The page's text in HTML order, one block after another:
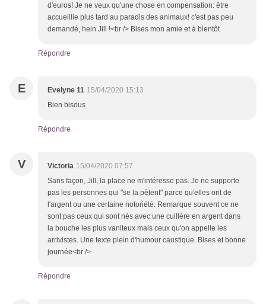
d'euros! Je ne veux qu'une chose en compensation: être
accueillie plus tard au paradis des animaux! c'est pas peu
demandé, hein Jill !<br /> Bises mon amie et à bientôt
Répondre
E Evelyne 11 15/04/2020 15:13
Bien bisous
Répondre
V Victoria 15/04/2020 07:57
Sans façon, Jill, la place ne m'intéresse pas. Je ne supporte
pas les personnes qui "se la pètent" parce qu'elles ont de
l'argent ou une certaine notoriété. Remarque souvent ce ne
sont pas ceux qui sont nés avec une cuillère en argent dans
la bouche les plus vaniteux mais ceux qu'on appelle les
arrivistes. Une texte plein d'humour caustique. Bises et bonne
journée<br />
Répondre